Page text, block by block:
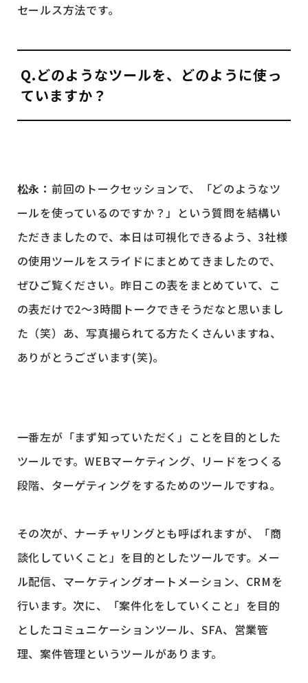
セールス方法です。
Q.どのようなツールを、どのように使っ
ていますか？
松永： 前回のトークセッションで、「どのようなツ
ールを使っているのですか？」という質問を結構い
ただきましたので、本日は可視化できるよう、3社様
の使用ツールをスライドにまとめてきましたので、
ぜひご覧ください。昨日この表をまとめていて、こ
の表だけで2〜3時間トークできそうだなと思いまし
た（笑）あ、写真撮られてる方たくさんいますね、
ありがとうございます(笑)。
一番左が「まず知っていただく」ことを目的とした
ツールです。WEBマーケティング、リードをつくる
段階、ターゲティングをするためのツールですね。
その次が、ナーチャリングとも呼ばれますが、「商
談化していくこと」を目的としたツールです。メー
ル配信、マーケティングオートメーション、CRMを
行います。次に、「案件化をしていくこと」を目的
としたコミュニケーションツール、SFA、営業管
理、案件管理というツールがあります。